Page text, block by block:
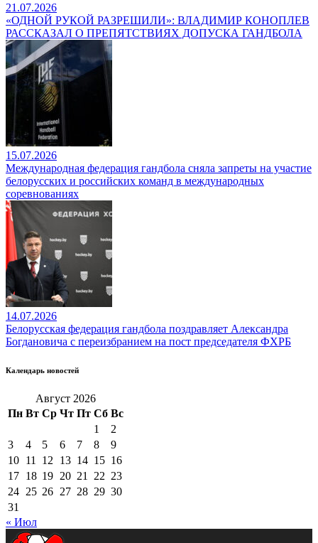
21.07.2026
«ОДНОЙ РУКОЙ РАЗРЕШИЛИ»: ВЛАДИМИР КОНОПЛЕВ
РАССКАЗАЛ О ПРЕПЯТСТВИЯХ ДОПУСКА ГАНДБОЛА
15.07.2026
Международная федерация гандбола сняла запреты на участие
белорусских и российских команд в международных
соревнованиях
14.07.2026
Белорусская федерация гандбола поздравляет Александра
Богдановича с переизбранием на пост председателя ФХРБ
Календарь новостей
Август 2026
Пн Вт Ср Чт Пт Сб Вс
1
2
3
4 5 6 7 8
9
10 11 12 13 14 15 16
17 18 19 20 21 22 23
24 25 26 27 28 29 30
31
« Июл